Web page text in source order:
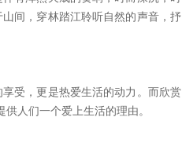
间，穿林踏江聆听自然的声音，抒
受，更是热爱生活的动力。而欣赏
人们一个爱上生活的理由。